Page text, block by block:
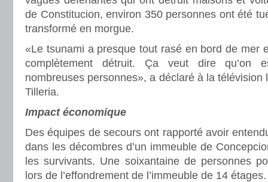
de Constitucion, environ 350 personnes ont été
transformé en morgue.
«Le tsunami a presque tout rasé en bord de mer
complètement détruit. Ça veut dire qu’on
nombreuses personnes», a déclaré à la télévision
Tilleria.
Impact économique
Des équipes de secours ont rapporté avoir
dans les décombres d’un immeuble de
les survivants. Une soixantaine de personnes
lors de l’effondrement de l’immeuble de 14 étages.